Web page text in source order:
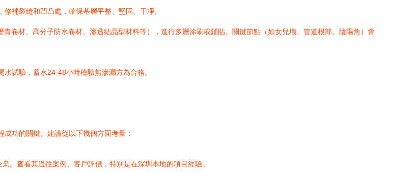
補裂縫和凹凸處，確保基層平整、堅固、干凈。
卷材、高分子防水卷材、滲透結晶型材料等），進行多層涂刷或鋪貼。關鍵節點（如女兒墻、管道根部、陰陽角）會
試驗，蓄水24-48小時檢驗無滲漏方為合格。
功的關鍵。建議從以下幾個方面考量：
。查看其過往案例、客戶評價，特別是在深圳本地的項目經驗。